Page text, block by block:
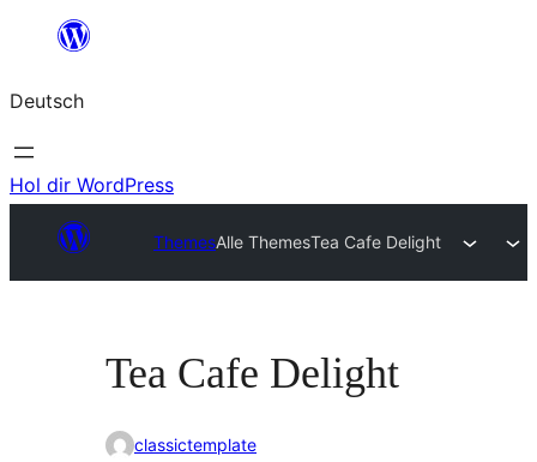
springen
Deutsch
Hol dir WordPress
ThemesAlle ThemesTea Cafe Delight
Tea Cafe Delight
classictemplate